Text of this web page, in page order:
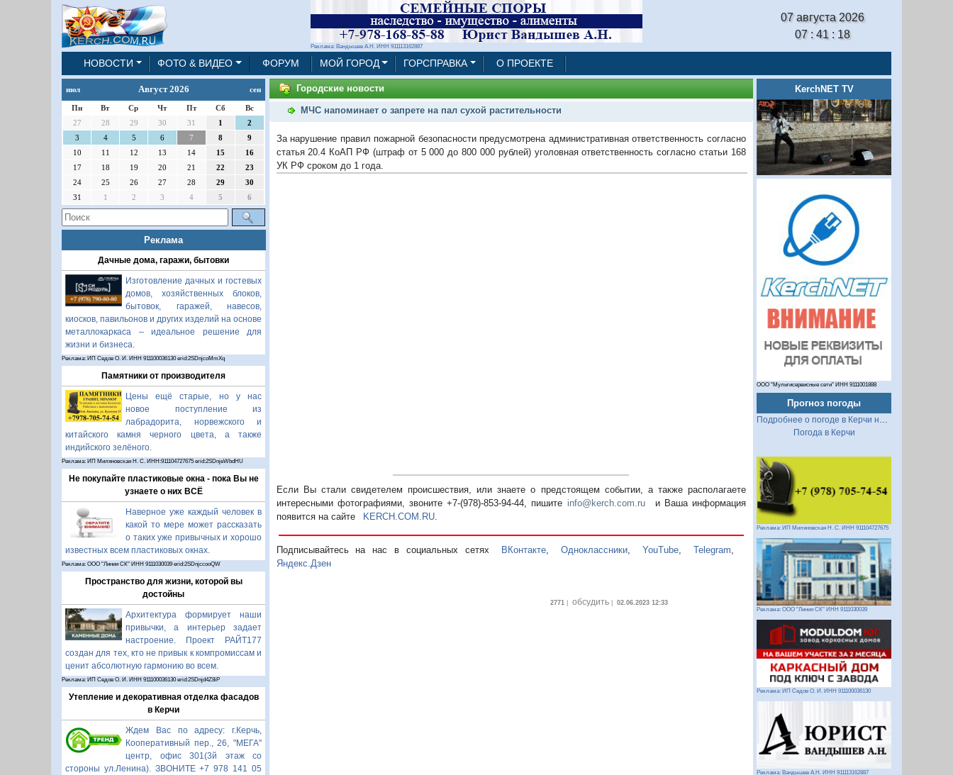
Реклама: Вандышев А.Н. ИНН 911113162887
07 августа 2026
07 : 41 : 19
НОВОСТИ ФОТО & ВИДЕО ФОРУМ МОЙ ГОРОД ГОРСПРАВКА О ПРОЕКТЕ
июл Август 2026 сен
Пн Вт Ср Чт Пт Сб
Вс
27
28 29 30 31 1
2
3
4 5 6 7 8
9
10
11 12 13 14 15
16
17
18 19 20 21 22
23
24
25 26 27 28 29
30
31
1 2 3 4 5 6
Реклама
Дачные дома, гаражи, бытовки
Изготовление дачных и гостевых
домов, хозяйственных блоков,
бытовок, гаражей, навесов,
киосков, павильонов и других изделий на основе
металлокаркаса – идеальное решение для
жизни и бизнеса.
Реклама: ИП Седов О. И. ИНН 911100036130 erid:2SDnjcoMmXq
Памятники от производителя
Цены ещё старые, но у нас
новое поступление из
лабрадорита, норвежского и
китайского камня черного цвета, а также
индийского зелёного.
Реклама: ИП Миляновская Н. С. ИНН:911104727675 erid:2SDnjeWbdHU
Не покупайте пластиковые окна - пока Вы не
узнаете о них ВСЁ
Наверное уже каждый человек в
какой то мере может рассказать
о таких уже привычных и хорошо
известных всем пластиковых окнах.
Реклама: ООО "Линия СК" ИНН 9111030039 erid:2SDnjccooQW
Пространство для жизни, которой вы
достойны
Архитектура формирует наши
привычки, а интерьер задает
настроение. Проект РАЙТ177
создан для тех, кто не привык к компромиссам и
ценит абсолютную гармонию во всем.
Реклама: ИП Седов О. И. ИНН 911100036130 erid:2SDnjd4Z8iP
Утепление и декоративная отделка фасадов
в Керчи
Ждем Вас по адресу: г.Керчь,
Кооперативный пер., 26, "МЕГА"
центр, офис 301(3й этаж со
стороны ул.Ленина). ЗВОНИТЕ +7 978 141 05
Городские новости
МЧС напоминает о запрете на пал сухой растительности
За нарушение правил пожарной безопасности предусмотрена административная ответственность согласно
статья 20.4 КоАП РФ (штраф от 5 000 до 800 000 рублей) уголовная ответственность согласно статьи 168
УК РФ сроком до 1 года.
Если Вы стали свидетелем происшествия, или знаете о предстоящем событии, а также располагаете
интересными фотографиями, звоните +7-(978)-853-94-44, пишите info@kerch.com.ru и Ваша информация
появится на сайте
KERCH.COM.RU.
Подписывайтесь на нас в социальных сетях ВКонтакте, Одноклассники,YouTube,Telegram,
Яндекс.Дзен
2771| обсудить| 02.06.2023 12:33
KerchNET TV
ООО "Мультисервисные сети" ИНН 9111001888
Прогноз погоды
Подробнее о погоде в Керчи на 2 недели
Погода в Керчи
Реклама: ИП Миляновская Н. С. ИНН 911104727675
Реклама: ООО "Линия СК" ИНН 9111030039
Реклама: ИП Седов О. И. ИНН 911100036130
Реклама: Вандышев А.Н. ИНН 911113162887